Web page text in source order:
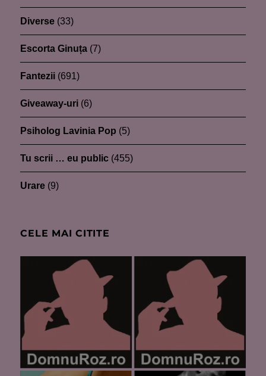
Diverse (33)
Escorta Ginuța (7)
Fantezii (691)
Giveaway-uri (6)
Psiholog Lavinia Pop (5)
Tu scrii … eu public (455)
Urare (9)
CELE MAI CITITE